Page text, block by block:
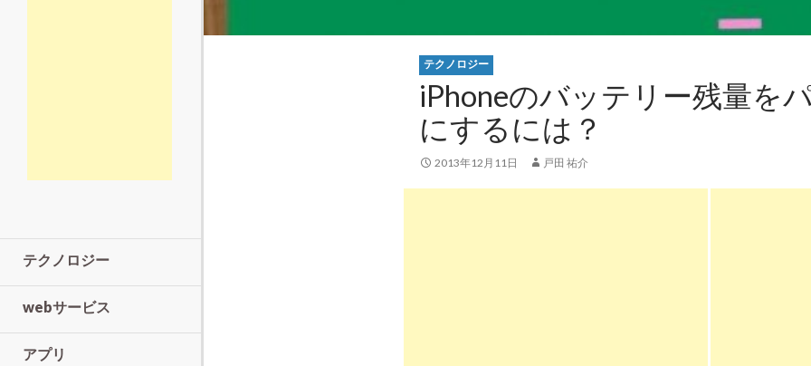
テクノロジー
iPhoneのバッテリー残量を
にするには？
2013年12月11日 戸田 祐介
テクノロジー
webサービス
アプリ